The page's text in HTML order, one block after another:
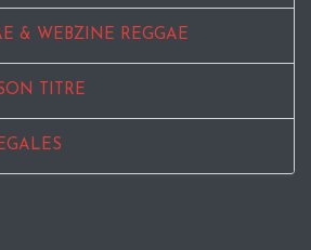
& WEBZINE REGGAE
TITRE